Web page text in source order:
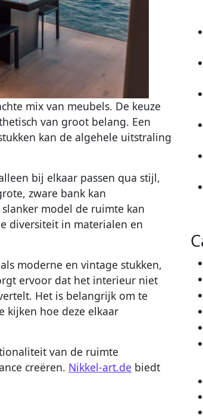
mix van meubels. De keuze
van groot belang. Een
kan de algehele uitstraling
bij elkaar passen qua stijl,
zware bank kan
model de ruimte kan
diversiteit in materialen en
moderne en vintage stukken,
ervoor dat het interieur niet
Het is belangrijk om te
kijken hoe deze elkaar
van de ruimte
creëren. Nikkel-art.de biedt